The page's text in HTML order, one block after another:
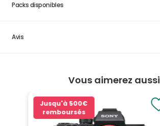
Packs disponibles
Avis
Vous aimerez aussi
Jusqu'à 500€
remboursés